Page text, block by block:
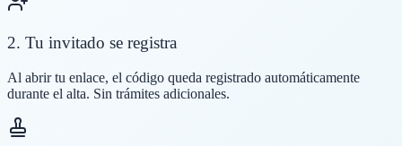
2. Tu invitado se registra
Al abrir tu enlace, el código queda registrado automáticamente
durante el alta. Sin trámites adicionales.